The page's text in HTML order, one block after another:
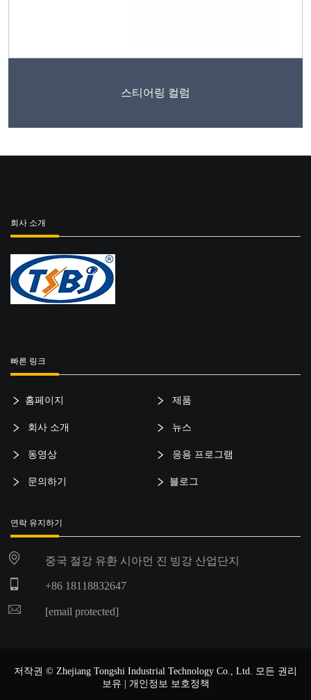
스티어링 컬럼
회사 소개
빠른 링크
홈페이지 제품
회사 소개 뉴스
동영상 응용 프로그램
문의하기 블로그
연락 유지하기
중국 절강 유환 시아먼 진 빙강 산업단지
+86 18118832647
[email protected]
저작권 © Zhejiang Tongshi Industrial Technology Co., Ltd. 모든 권리
보유 | 개인정보 보호정책